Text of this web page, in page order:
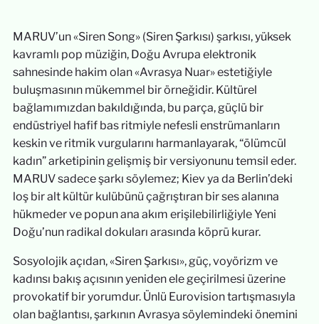
MARUV’un «Siren Song» (Siren Şarkısı) şarkısı, yüksek
kavramlı pop müziğin, Doğu Avrupa elektronik
sahnesinde hakim olan «Avrasya Nuar» estetiğiyle
buluşmasının mükemmel bir örneğidir. Kültürel
bağlamımızdan bakıldığında, bu parça, güçlü bir
endüstriyel hafif bas ritmiyle nefesli enstrümanların
keskin ve ritmik vurgularını harmanlayarak, “ölümcül
kadın” arketipinin gelişmiş bir versiyonunu temsil eder.
MARUV sadece şarkı söylemez; Kiev ya da Berlin’deki
loş bir alt kültür kulübünü çağrıştıran bir ses alanına
hükmeder ve popun ana akım erişilebilirliğiyle Yeni
Doğu’nun radikal dokuları arasında köprü kurar.
Sosyolojik açıdan, «Siren Şarkısı», güç, voyörizm ve
kadınsı bakış açısının yeniden ele geçirilmesi üzerine
provokatif bir yorumdur. Ünlü Eurovision tartışmasıyla
olan bağlantısı, şarkının Avrasya söylemindeki önemini